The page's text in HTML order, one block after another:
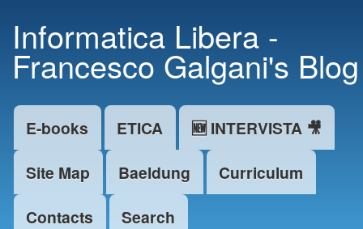
main
content
Informatica Libera -
Francesco Galgani's Blog
Main menu
E-books ETICA
🆕 INTERVISTA 🎥
Site Map
Baeldung
Curriculum
Contacts
Search